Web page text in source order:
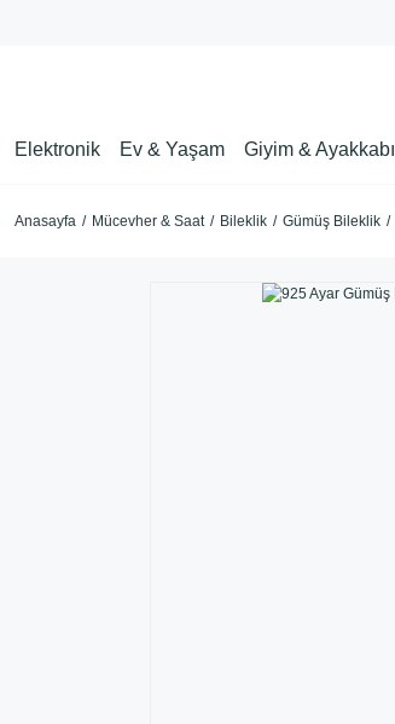
Elektronik Ev & Yaşam Giyim & Ayakkabı
Anasayfa Mücevher & Saat Bileklik Gümüş Bileklik